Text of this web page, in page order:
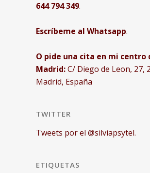
644 794 349.
Escríbeme al Whatsapp.
O pide una cita en mi centro
Madrid:C/ Diego de Leon, 27,
Madrid, España
TWITTER
Tweets por el @silviapsytel.
ETIQUETAS